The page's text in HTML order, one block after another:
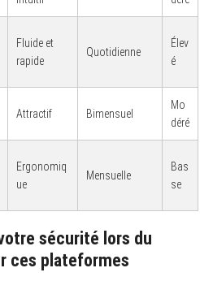
Fluide et
rapide
Quotidienne
Élev
é
Attractif Bimensuel
Mo
déré
Ergonomiq
ue
Mensuelle
Bas
se
sécurité lors du
ces plateformes